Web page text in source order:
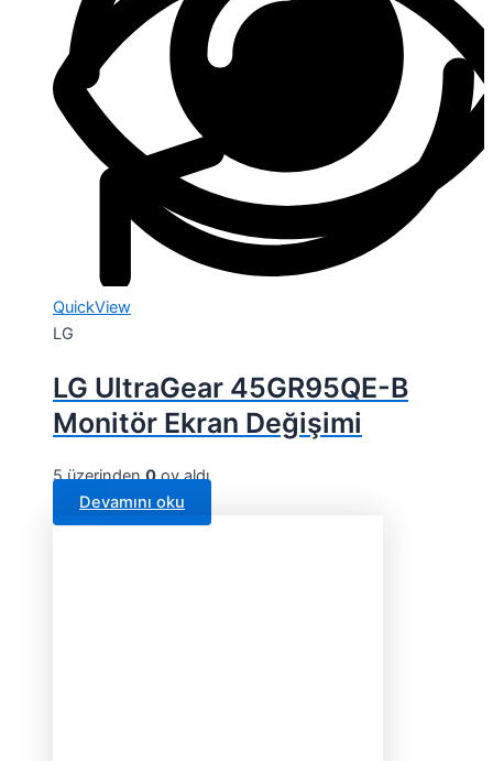
QuickView
LG
LG UltraGear 45GR95QE-B
Monitör Ekran Değişimi
5 üzerinden0oy aldı
Devamını oku